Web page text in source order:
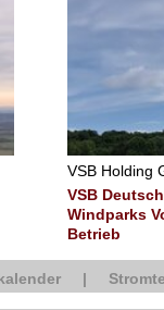
VSB Holding
VSB
Windparks
Betrieb
|